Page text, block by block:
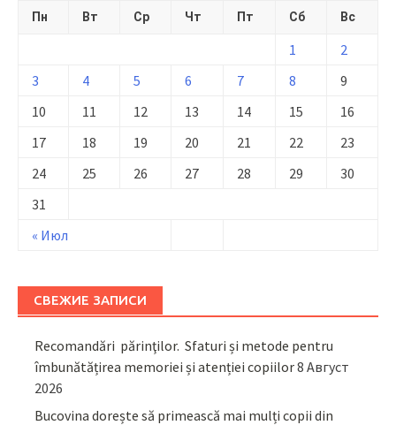
Пн Вт Ср Чт Пт Сб Вс
« Июл
1
2
3
4 5 6 7 8
9
10
11 12 13 14 15
16
17
18 19 20 21 22
23
24
25 26 27 28 29
30
31
СВЕЖИЕ ЗАПИСИ
Recomandări părinţilor. Sfaturi și metode pentru
îmbunătățirea memoriei și atenției copiilor8 Август
2026
Bucovina dorește să primească mai mulți copii din